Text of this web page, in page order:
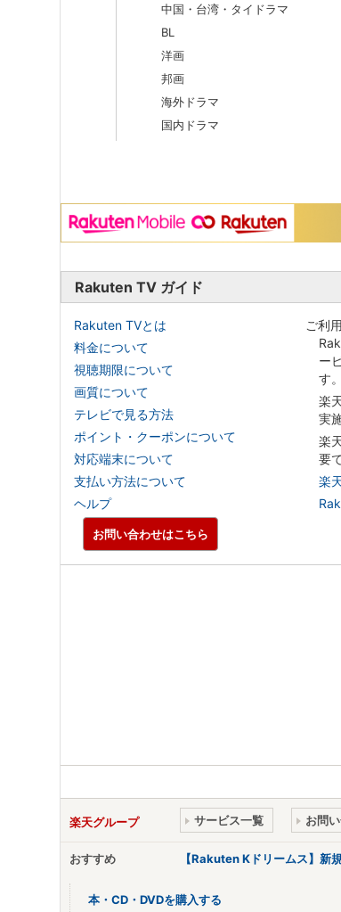
中国・台湾・タイドラマ
BL
洋画
邦画
海外ドラマ
国内ドラマ
Rakuten TV ガイド
Rakuten TVとは
料金について
視聴期限について
画質について
テレビで見る方法
ポイント・クーポンについて
対応端末について
支払い方法について
ヘルプ
ご利
ー
す。
楽
実
楽
要
楽
お問い合わせはこちら
楽天グループ サービス一覧 お問
おすすめ 【Rakuten Kドリームス】新
本・CD・DVDを購入する